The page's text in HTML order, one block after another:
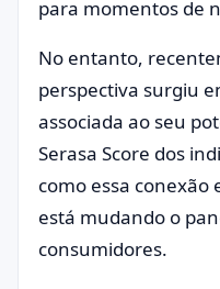
para momentos de
No entanto,
perspectiva surgiu
associada ao seu
Serasa Score dos
como essa conexão
está mudando o
consumidores.